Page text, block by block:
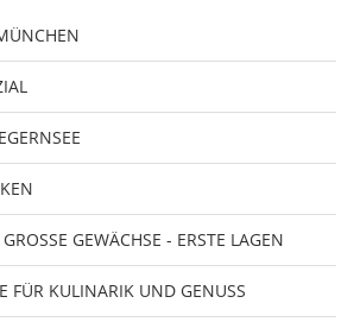
GEWÄCHSE - ERSTE LAGEN
FÜR KULINARIK UND GENUSS